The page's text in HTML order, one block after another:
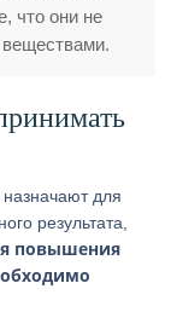
что они не
для
результата,
повышения